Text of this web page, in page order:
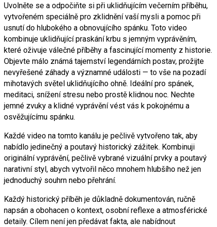
Uvolněte se a odpočiňte si při uklidňujícím večerním příběhu,
vytvořeném speciálně pro zklidnění vaší mysli a pomoc při
usnutí do hlubokého a obnovujícího spánku. Toto video
kombinuje uklidňující praskání krbu s jemným vyprávěním,
které oživuje válečné příběhy a fascinující momenty z historie.
Objevte málo známá tajemství legendárních postav, prožijte
nevyřešené záhady a významné události — to vše na pozadí
mihotavých světel uklidňujícího ohně. Ideální pro spánek,
meditaci, snížení stresu nebo prostě klidnou noc. Nechte
jemné zvuky a klidné vyprávění vést vás k pokojnému a
osvěžujícímu spánku.
Každé video na tomto kanálu je pečlivě vytvořeno tak, aby
nabídlo jedinečný a poutavý historický zážitek. Kombinuji
originální vyprávění, pečlivě vybrané vizuální prvky a poutavý
narativní styl, abych vytvořil něco mnohem hlubšího než jen
jednoduchý souhrn nebo přehrání.
Každý historický příběh je důkladně dokumentován, ručně
napsán a obohacen o kontext, osobní reflexe a atmosférické
detaily. Cílem není jen předávat fakta, ale nabídnout